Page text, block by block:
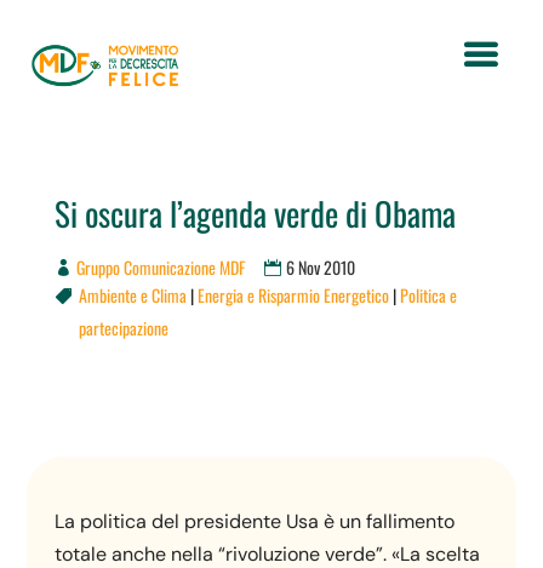
Si oscura l’agenda verde di Obama
Gruppo Comunicazione MDF 6 Nov 2010
 Ambiente e Clima |Energia e Risparmio Energetico|Politica e
partecipazione
La politica del presidente Usa è un fallimento
totale anche nella “rivoluzione verde”. «La scelta